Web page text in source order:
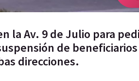
la Av. 9 de Julio para
de
direcciones.